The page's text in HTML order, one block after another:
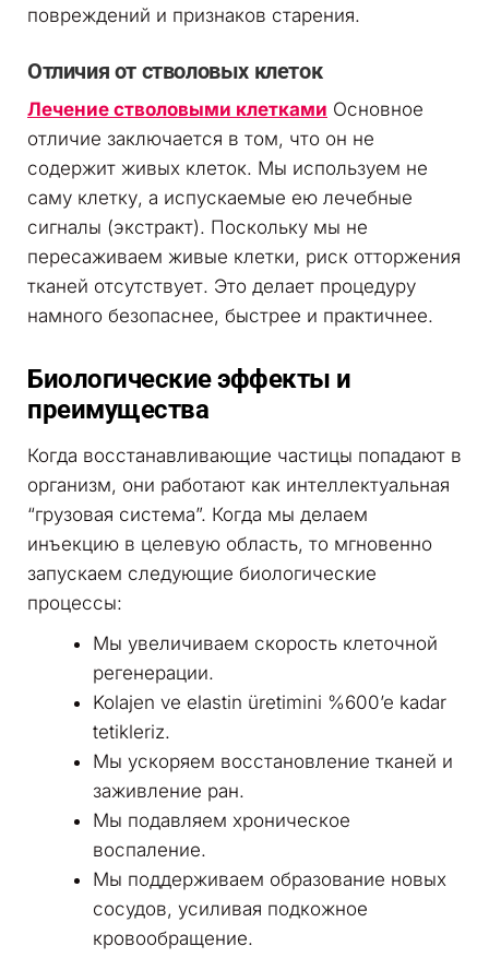
повреждений и признаков старения.
Отличия от стволовых клеток
Лечение стволовыми клетками Основное
отличие заключается в том, что он не
содержит живых клеток. Мы используем не
саму клетку, а испускаемые ею лечебные
сигналы (экстракт). Поскольку мы не
пересаживаем живые клетки, риск отторжения
тканей отсутствует. Это делает процедуру
намного безопаснее, быстрее и практичнее.
Биологические эффекты и
преимущества
Когда восстанавливающие частицы попадают в
организм, они работают как интеллектуальная
“грузовая система”. Когда мы делаем
инъекцию в целевую область, то мгновенно
запускаем следующие биологические
процессы:
Мы увеличиваем скорость клеточной
регенерации.
Kolajen ve elastin üretimini %600’e kadar
tetikleriz.
Мы ускоряем восстановление тканей и
заживление ран.
Мы подавляем хроническое
воспаление.
Мы поддерживаем образование новых
сосудов, усиливая подкожное
кровообращение.